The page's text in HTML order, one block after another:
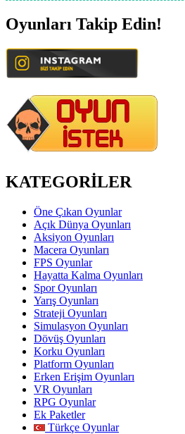
Oyunları Takip Edin!
KATEGORİLER
Öne Çıkan Oyunlar
Açık Dünya Oyunları
Aksiyon Oyunları
Macera Oyunları
FPS Oyunlar
Hayatta Kalma Oyunları
Spor Oyunları
Yarış Oyunları
Strateji Oyunları
Simulasyon Oyunları
Dövüş Oyunları
Korku Oyunları
Platform Oyunları
Erken Erişim Oyunları
VR Oyunları
RPG Oyunlar
Ek Paketler
Türkçe Oyunlar